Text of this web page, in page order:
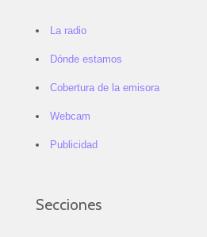
La radio
Dónde estamos
Cobertura de la emisora
Webcam
Publicidad
Secciones